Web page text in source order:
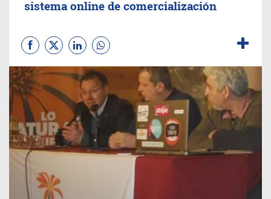
sistema online de comercialización